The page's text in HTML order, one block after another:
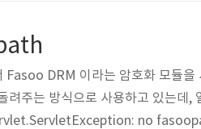
DRM 이라는 암호화 모듈을
려주는 방식으로 사용하고 있는데,
no